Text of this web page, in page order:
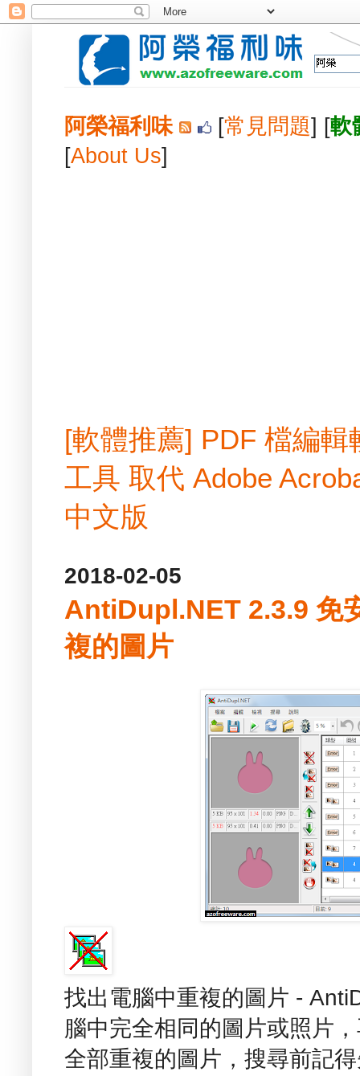
阿榮福利味 [常見問題] [軟
[About Us]
[軟體推薦] PDF 檔編
工具 取代 Adobe
中文版
2018-02-05
AntiDupl.NET 2.3.9 免
複的圖片
找出電腦中重複的圖片 -
腦中完全相同的圖片或照片
全部重複的圖片，搜尋前記